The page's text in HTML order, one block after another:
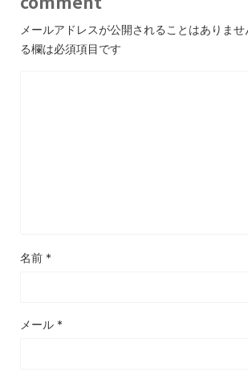
メールアドレスが公開されることはありませ
る欄は必須項目です
名前 *
メール *